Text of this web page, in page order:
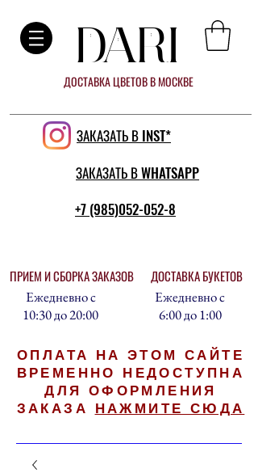
ДОСТАВКА ЦВЕТОВ В МОСКВЕ
DARI
ЗАКАЗАТЬ В INST*
ЗАКАЗАТЬ В WHATSAPP
+7 (985)052-052-8
ПРИЕМ И СБОРКА ЗАКАЗОВ
Ежедневно с
10:30 до 20:00
ДОСТАВКА БУКЕТОВ
Ежедневно с
6:00 до 1:00
ОПЛАТА НА ЭТОМ САЙТЕ
ВРЕМЕННО НЕДОСТУПНА
ДЛЯ ОФОРМЛЕНИЯ
ЗАКАЗА НАЖМИТЕ СЮДА